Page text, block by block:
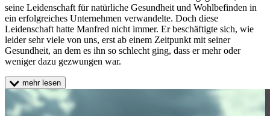
seine Leidenschaft für natürliche Gesundheit und Wohlbefinden in
ein erfolgreiches Unternehmen verwandelte. Doch diese
Leidenschaft hatte Manfred nicht immer. Er beschäftigte sich, wie
leider sehr viele von uns, erst ab einem Zeitpunkt mit seiner
Gesundheit, an dem es ihn so schlecht ging, dass er mehr oder
weniger dazu gezwungen war.
mehr lesen